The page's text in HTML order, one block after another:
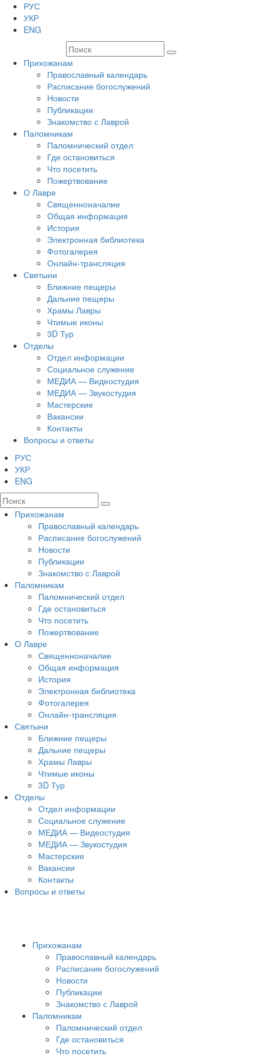
РУС
УКР
ENG
Прихожанам
Православный календарь
Расписание богослужений
Новости
Публикации
Знакомство с Лаврой
Паломникам
Паломнический отдел
Где остановиться
Что посетить
Пожертвование
О Лавре
Священноначалие
Общая информация
История
Электронная библиотека
Фотогалерея
Онлайн-трансляция
Святыни
Ближние пещеры
Дальние пещеры
Храмы Лавры
Чтимые иконы
3D Тур
Отделы
Отдел информации
Социальное служение
МЕДИА — Видеостудия
МЕДИА — Звукостудия
Мастерские
Вакансии
Контакты
Вопросы и ответы
РУС
УКР
ENG
Прихожанам
Православный календарь
Расписание богослужений
Новости
Публикации
Знакомство с Лаврой
Паломникам
Паломнический отдел
Где остановиться
Что посетить
Пожертвование
О Лавре
Священноначалие
Общая информация
История
Электронная библиотека
Фотогалерея
Онлайн-трансляция
Святыни
Ближние пещеры
Дальние пещеры
Храмы Лавры
Чтимые иконы
3D Тур
Отделы
Отдел информации
Социальное служение
МЕДИА — Видеостудия
МЕДИА — Звукостудия
Мастерские
Вакансии
Контакты
Вопросы и ответы
Прихожанам
Православный календарь
Расписание богослужений
Новости
Публикации
Знакомство с Лаврой
Паломникам
Паломнический отдел
Где остановиться
Что посетить